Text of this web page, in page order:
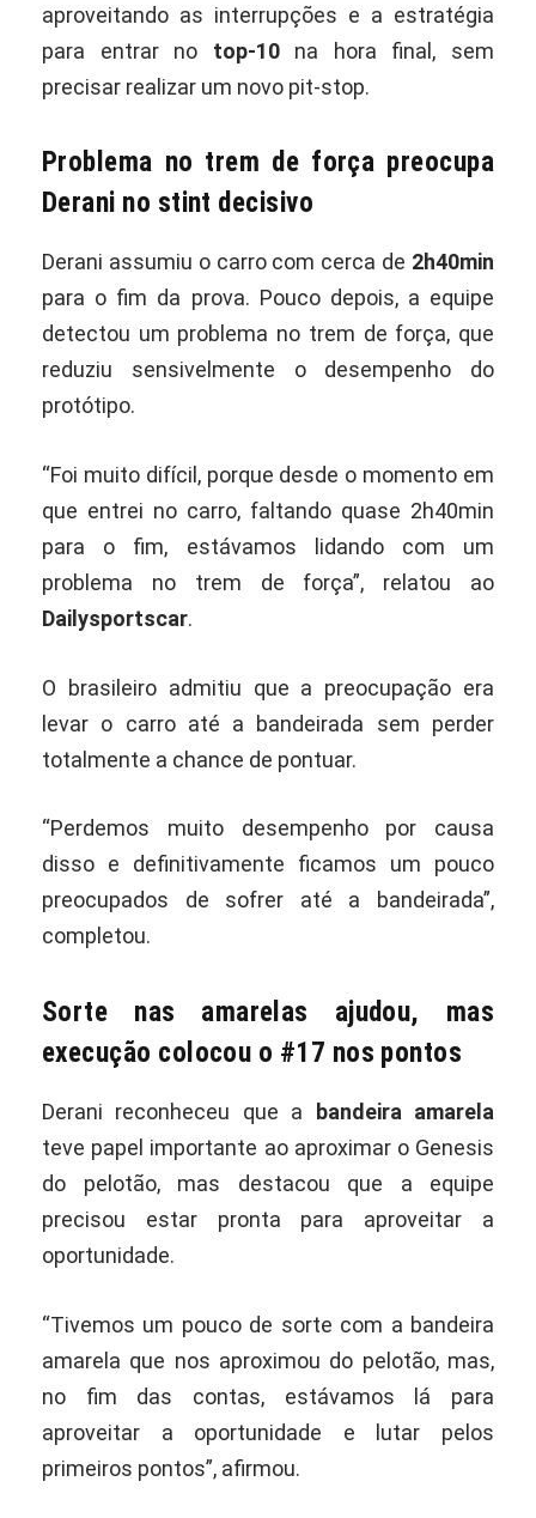
aproveitando as interrupções e a estratégia
para entrar no top-10na hora final, sem
precisar realizar um novo pit-stop.
Problema no trem de força preocupa
Derani no stint decisivo
Derani assumiu o carro com cerca de 2h40min
para o fim da prova. Pouco depois, a equipe
detectou um problema no trem de força, que
reduziu sensivelmente o desempenho do
protótipo.
“Foi muito difícil, porque desde o momento em
que entrei no carro, faltando quase 2h40min
para o fim, estávamos lidando com um
problema no trem de força”, relatou ao
Dailysportscar.
O brasileiro admitiu que a preocupação era
levar o carro até a bandeirada sem perder
totalmente a chance de pontuar.
“Perdemos muito desempenho por causa
disso e definitivamente ficamos um pouco
preocupados de sofrer até a bandeirada”,
completou.
Sorte nas amarelas ajudou, mas
execução colocou o #17 nos pontos
Derani reconheceu que a
bandeira amarela
teve papel importante ao aproximar o Genesis
do pelotão, mas destacou que a equipe
precisou estar pronta para aproveitar a
oportunidade.
“Tivemos um pouco de sorte com a bandeira
amarela que nos aproximou do pelotão, mas,
no fim das contas, estávamos lá para
aproveitar a oportunidade e lutar pelos
primeiros pontos”, afirmou.